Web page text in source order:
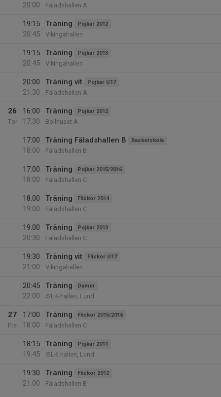
20:00
Fäladshallen A
19:15
20:45
Träning Pojkar 2012
Vikingahallen
19:15
20:45
Träning Pojkar 2013
Vikingahallen
20:00
21:30
Träning vit Pojkar U17
Fäladshallen A
26
Tor
16:00
17:30
Träning Pojkar 2012
Bollhuset A
17:00
18:00
Träning Fäladshallen B Basketskola
Fäladshallen B
17:00
18:00
Träning Pojkar 2015/2016
Fäladshallen C
18:00
19:00
Träning Flickor 2014
Fäladshallen C
19:00
20:30
Träning Pojkar 2013
Fäladshallen C
19:30
21:00
Träning vit Flickor U17
Vikingahallen
20:45
22:00
Träning Damer
ISLK-hallen, Lund
27
Fre
17:00
18:00
Träning Flickor 2015/2016
Fäladshallen C
18:15
19:45
Träning Pojkar 2011
ISLK-hallen, Lund
19:30
21:00
Träning Flickor 2012
Fäladshallen B